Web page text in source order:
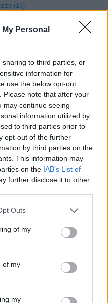
Personal
to third parties, or
information for
use the below opt-out
Please note that after your
may continue seeing
information utilized by
to third parties prior to
opt-out of the further
by third parties on the
This information may
on the IAB’s List of
further disclose it to other
Outs
of my
of my
my
(16)
(89)
(6)
(2)
(41)
(4)
(68)
(11)
(280)